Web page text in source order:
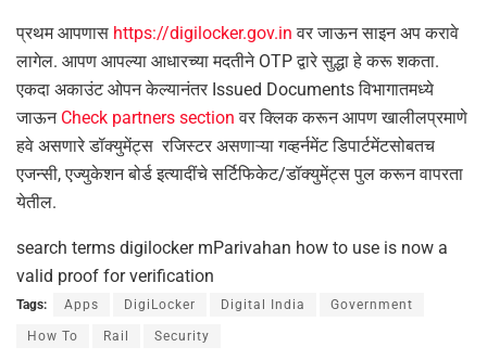
प्रथम आपणास https://digilocker.gov.in वर जाऊन साइन अप करावे
लागेल. आपण आपल्या आधारच्या मदतीने OTP द्वारे सुद्धा हे करू शकता.
एकदा अकाउंट ओपन केल्यानंतर Issued Documents विभागातमध्ये
जाऊन Check partners section वर क्लिक करून आपण खालीलप्रमाणे
हवे असणारे डॉक्युमेंट्स रजिस्टर असणाऱ्या गव्हर्नमेंट डिपार्टमेंटसोबतच
एजन्सी, एज्युकेशन बोर्ड इत्यादींचे सर्टिफिकेट/डॉक्युमेंट्स पुल करून वापरता
येतील.
search terms digilocker mParivahan how to use is now a
valid proof for verification
Tags: Apps DigiLocker Digital India Government
How To Rail Security